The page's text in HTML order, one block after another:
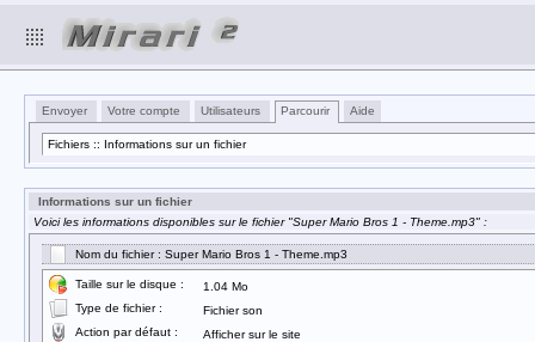
Envoyer Votre compte Utilisateurs Parcourir Aide
Fichiers :: Informations sur un fichier
Informations sur un fichier
Voici les informations disponibles sur le fichier "Super Mario Bros 1 - Theme.mp3" :
Nom du fichier : Super Mario Bros 1 - Theme.mp3
Taille sur le disque :
1.04 Mo
Type de fichier :
Fichier son
Action par défaut :
Afficher sur le site